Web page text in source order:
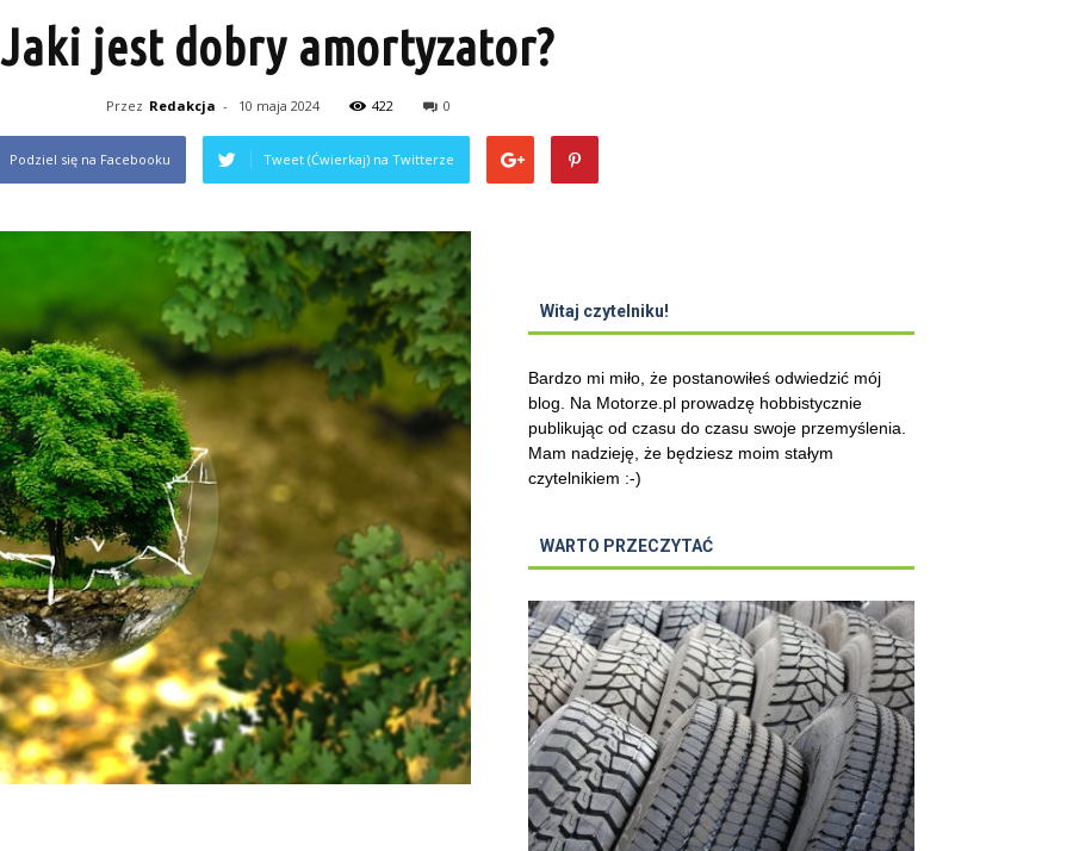
Jaki jest dobry amortyzator?
Przez Redakcja - 10 maja 2024 422 0
Podziel się na Facebooku Tweet (Ćwierkaj) na Twitterze
Witaj czytelniku!
Bardzo mi miło, że postanowiłeś odwiedzić mój
blog. Na Motorze.pl prowadzę hobbistycznie
publikując od czasu do czasu swoje przemyślenia.
Mam nadzieję, że będziesz moim stałym
czytelnikiem :-)
WARTO PRZECZYTAĆ